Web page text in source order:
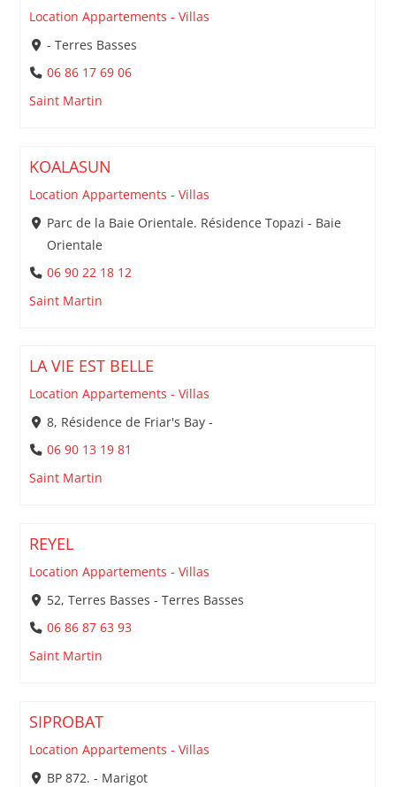
Location Appartements - Villas
- Terres Basses
06 86 17 69 06
Saint Martin
KOALASUN
Location Appartements - Villas
Parc de la Baie Orientale. Résidence Topazi - Baie
Orientale
06 90 22 18 12
Saint Martin
LA VIE EST BELLE
Location Appartements - Villas
8, Résidence de Friar's Bay -
06 90 13 19 81
Saint Martin
REYEL
Location Appartements - Villas
52, Terres Basses - Terres Basses
06 86 87 63 93
Saint Martin
SIPROBAT
Location Appartements - Villas
BP 872. - Marigot